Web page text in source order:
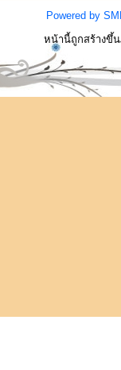
Powered by
หน้านี้ถูกสร้างขึ้น